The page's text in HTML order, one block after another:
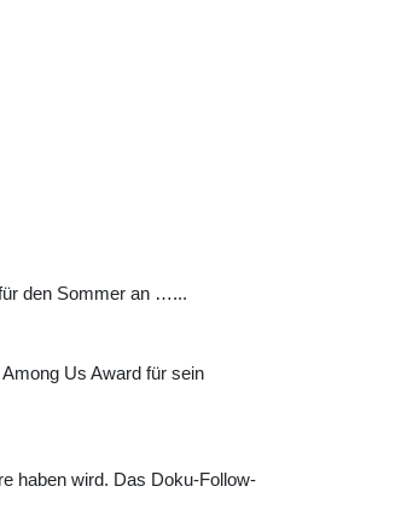
den Sommer an …...
Us Award für sein
haben wird. Das Doku-Follow-